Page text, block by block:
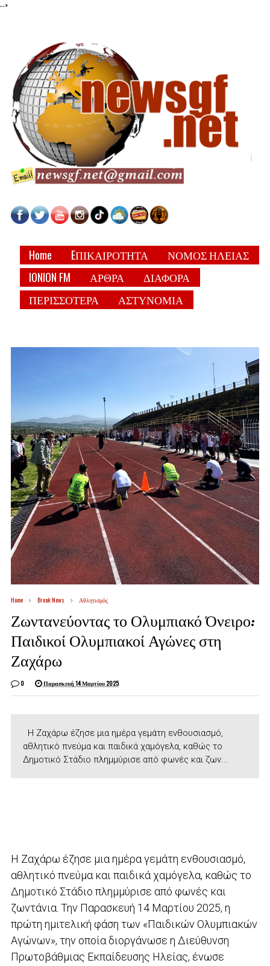
-->
Home EΠΙΚΑΙΡΟΤΗΤΑ
ΝΟΜΟΣ ΗΛΕΙΑΣ
IONION FM
ΑΡΘΡΑ
ΔΙΑΦΟΡΑ
ΠΕΡΙΣΣΟΤΕΡΑ
ΑΣΤΥΝΟΜΙΑ
Home Break News Αθλητισμός
Ζωντανεύοντας το Ολυμπιακό Όνειρο:
Παιδικοί Ολυμπιακοί Αγώνες στη
Ζαχάρω
0 Παρασκευή 14 Μαρτίου 2025
Η Ζαχάρω έζησε μια ημέρα γεμάτη ενθουσιασμό,
αθλητικό πνεύμα και παιδικά χαμόγελα, καθώς το
Δημοτικό Στάδιο πλημμύρισε από φωνές και ζων...
Η Ζαχάρω έζησε μια ημέρα γεμάτη ενθουσιασμό,
αθλητικό πνεύμα και παιδικά χαμόγελα, καθώς το
Δημοτικό Στάδιο πλημμύρισε από φωνές και
ζωντάνια. Την Παρασκευή 14 Μαρτίου 2025, η
πρώτη ημιτελική φάση των «Παιδικών Ολυμπιακών
Αγώνων», την οποία διοργάνωσε η Διεύθυνση
Πρωτοβάθμιας Εκπαίδευσης Ηλείας, ένωσε